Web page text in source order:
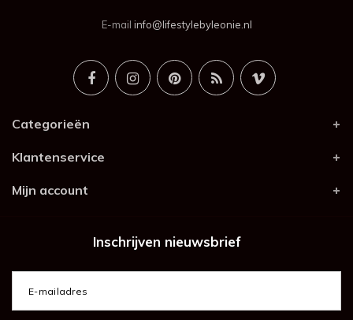
E-mail info@lifestylebyleonie.nl
Categorieën
Klantenservice
Mijn account
Inschrijven nieuwsbrief